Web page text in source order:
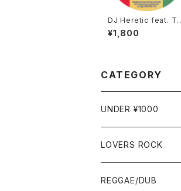
DJ Heretic feat. To
p Cat - Bunn The S
ensi [Rude Bwoy Pl
¥1,800
CATEGORY
UNDER ¥1000
LOVERS ROCK
7"
REGGAE/DUB